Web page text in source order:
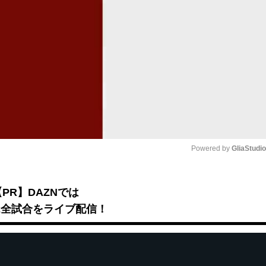
Powered by
PR】DAZNでは
試合をライブ配信！